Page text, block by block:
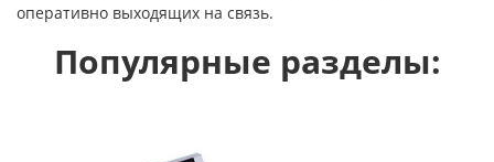
оперативно выходящих на связь.
Популярные разделы: